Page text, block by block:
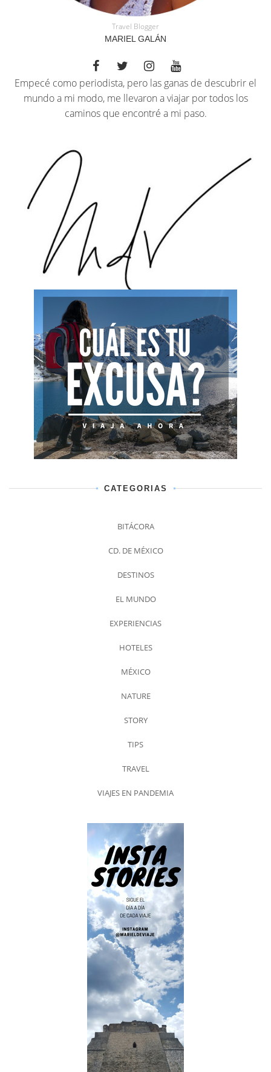
Travel Blogger
MARIEL GALÁN
Empecé como periodista, pero las ganas de descubrir el
mundo a mi modo, me llevaron a viajar por todos los
caminos que encontré a mi paso.
CATEGORIAS
BITÁCORA
CD. DE MÉXICO
DESTINOS
EL MUNDO
EXPERIENCIAS
HOTELES
MÉXICO
NATURE
STORY
TIPS
TRAVEL
VIAJES EN PANDEMIA